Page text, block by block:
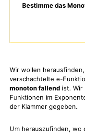
Bestimme das
Wir wollen
verschachtelte e-
monoton fallend ist. Wir
Funktionen im
der Klammer gegeben.
Um herauszufinden,